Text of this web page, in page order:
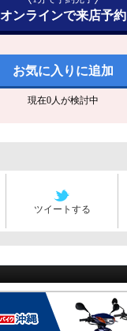
オンラインで来店予約
お気に入りに追加
現在0人が検討中
ツイートする